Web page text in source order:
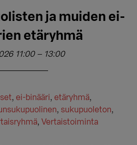
ja muiden ei-
etäryhmä
11:00– 13:00
,ei-binääri,etäryhmä,
, sukupuoleton,
,Vertaistoiminta